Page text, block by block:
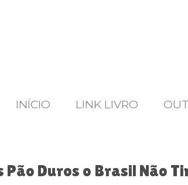
INÍCIO LINK LIVRO
Pão Duros o Brasil Não